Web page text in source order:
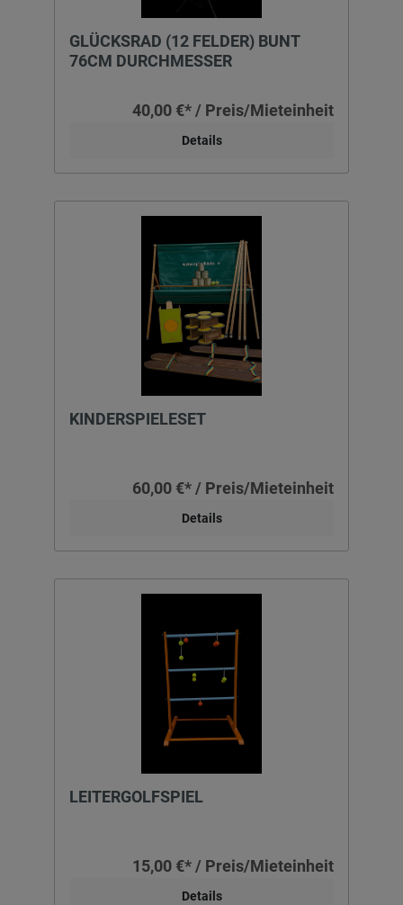
GLÜCKSRAD (12 FELDER) BUNT
76CM DURCHMESSER
40,00 €* / Preis/Mieteinheit
Details
KINDERSPIELESET
60,00 €* / Preis/Mieteinheit
Details
LEITERGOLFSPIEL
15,00 €* / Preis/Mieteinheit
Details